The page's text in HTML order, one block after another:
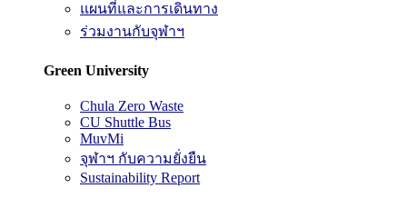
แผนที่และการเดินทาง
ร่วมงานกับจุฬาฯ
Green University
Chula Zero Waste
CU Shuttle Bus
MuvMi
จุฬาฯ กับความยั่งยืน
Sustainability Report